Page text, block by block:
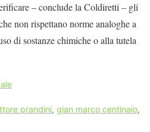
– conclude la Coldiretti – gli
non rispettano norme analoghe a
di sostanze chimiche o alla tutela
prandini, gian marco centinaio,